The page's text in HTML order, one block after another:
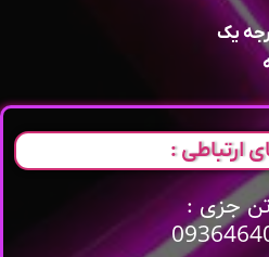
یک
ارتباطی :
جزی :